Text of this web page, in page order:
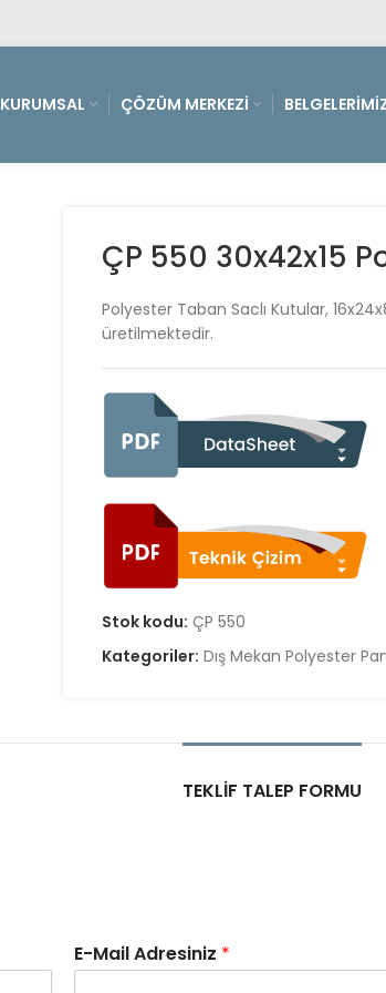
KURUMSAL ÇÖZÜM MERKEZI
ÇP 550 30x42x15
Polyester Taban Saclı Kutular,
üretilmektedir.
Stok kodu: ÇP 550
Kategoriler: Dış Mekan Polyester
TEKLIF TALEP FORMU
E-Mail Adresiniz *